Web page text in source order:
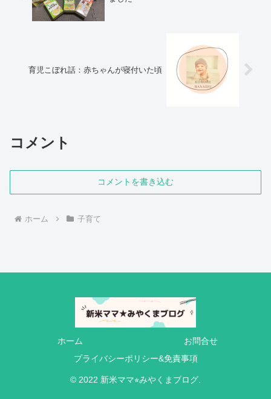
育児こぼれ話：赤ちゃんが寝付いた頃
コメント
コメントを書き込む
ホーム 子育て
ホーム
お問合せ
プライバシーポリシー&免責事項
© 2022 新米ママ⭐︎みやくまブログ.